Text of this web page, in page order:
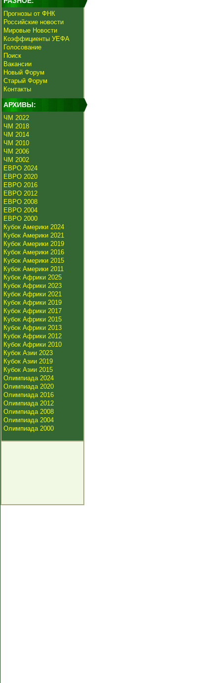
Прогнозы от ФНК
Российские новости
Мировые Новости
Коэффициенты УЕФА
Голосование
Поиск
Вакансии
Новый Форум
Старый Форум
Контакты
АРХИВЫ:
ЧМ 2022
ЧМ 2018
ЧМ 2014
ЧМ 2010
ЧМ 2006
ЧМ 2002
ЕВРО 2024
ЕВРО 2020
ЕВРО 2016
ЕВРО 2012
ЕВРО 2008
ЕВРО 2004
ЕВРО 2000
Кубок Америки 2024
Кубок Америки 2021
Кубок Америки 2019
Кубок Америки 2016
Кубок Америки 2015
Кубок Америки 2011
Кубок Африки 2025
Кубок Африки 2023
Кубок Африки 2021
Кубок Африки 2019
Кубок Африки 2017
Кубок Африки 2015
Кубок Африки 2013
Кубок Африки 2012
Кубок Африки 2010
Кубок Азии 2023
Кубок Азии 2019
Кубок Азии 2015
Олимпиада 2024
Олимпиада 2020
Олимпиада 2016
Олимпиада 2012
Олимпиада 2008
Олимпиада 2004
Олимпиада 2000